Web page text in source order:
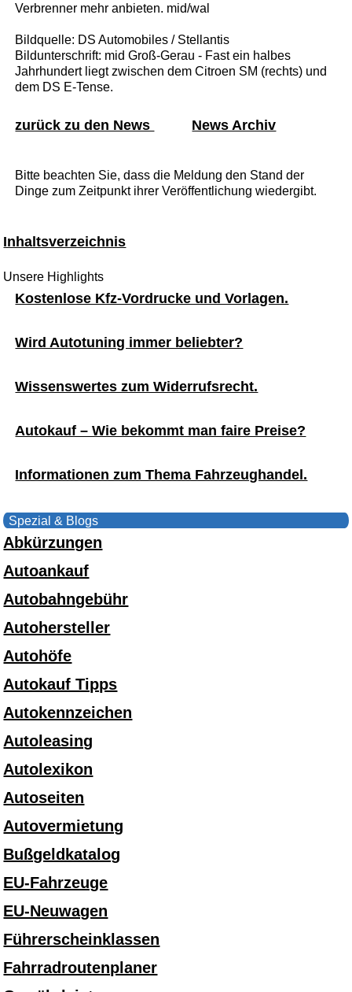
Verbrenner mehr anbieten. mid/wal
Bildquelle: DS Automobiles / Stellantis
Bildunterschrift: mid Groß-Gerau - Fast ein halbes
Jahrhundert liegt zwischen dem Citroen SM (rechts) und
dem DS E-Tense.
zurück zu den News News Archiv
Bitte beachten Sie, dass die Meldung den Stand der
Dinge zum Zeitpunkt ihrer Veröffentlichung wiedergibt.
Inhaltsverzeichnis
Unsere Highlights
Kostenlose Kfz-Vordrucke und Vorlagen.
Wird Autotuning immer beliebter?
Wissenswertes zum Widerrufsrecht.
Autokauf – Wie bekommt man faire Preise?
Informationen zum Thema Fahrzeughandel.
Spezial & Blogs
Abkürzungen
Autoankauf
Autobahngebühr
Autohersteller
Autohöfe
Autokauf Tipps
Autokennzeichen
Autoleasing
Autolexikon
Autoseiten
Autovermietung
Bußgeldkatalog
EU-Fahrzeuge
EU-Neuwagen
Führerscheinklassen
Fahrradroutenplaner